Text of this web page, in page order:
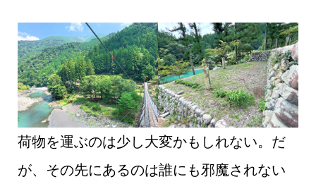
荷物を運ぶのは少し大変かもしれない。だ
が、その先にあるのは誰にも邪魔されない